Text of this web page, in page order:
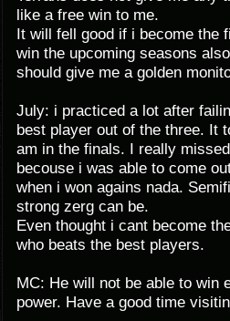
like a free win to me.
It will fell good if i become the
win the upcoming seasons
should give me a golden
July: i practiced a lot after
best player out of the three. It
am in the finals. I really
becouse i was able to come
when i won agains nada.
strong zerg can be.
Even thought i cant become
who beats the best players.
MC: He will not be able to win
power. Have a good time